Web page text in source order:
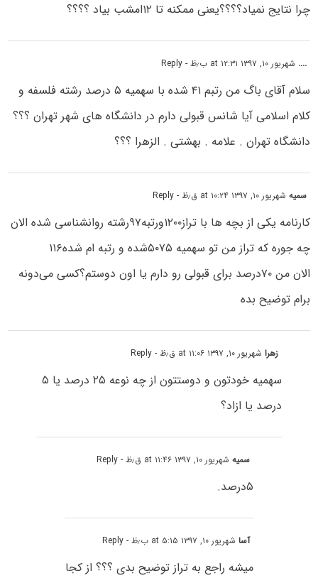
چرا نتایج نمیاد؟؟؟؟یعنی ممکنه تا ۱۲امشب بیاد ؟؟؟؟
.... شهریور ۱۰, ۱۳۹۷ at ۱۲:۳۱ ب٫ظ - Reply
سلام آقای باگ من رتبم ۴۱ شده با سهمیه ۵ درصد رشته فلسفه و
کلام اسلامی آیا شانس قبولی دارم در دانشگاه های شهر تهران ؟؟؟
دانشگاه تهران . علامه . بهشتی . الزهرا ؟؟؟
سمیهشهریور ۱۰, ۱۳۹۷ at ۱۰:۲۴ ق٫ظ - Reply
کارنامه یکی از بچه ها با تراز۱۲۰۰ورتبه۹۷رشته روانشناسی شده الان
چه جوره که تراز من تو سهمیه ۵۰۷۵شده و رتبه ام شده۱۱۶
الان من ۷۰درصد برای قبولی رو دارم یا اون دوستم؟کسی می‌دونه
برام توضیح بده
زهراشهریور ۱۰, ۱۳۹۷ at ۱۱:۰۶ ق٫ظ - Reply
سهمیه خودتون و دوستتون از چه نوعه ۲۵ درصد یا ۵
درصد یا ازاد؟
سمیهشهریور ۱۰, ۱۳۹۷ at ۱۱:۴۶ ق٫ظ - Reply
۵درصد.
آساشهریور ۱۰, ۱۳۹۷ at ۵:۱۵ ب٫ظ - Reply
میشه راجع به تراز توضیح بدی ؟؟؟ از کجا